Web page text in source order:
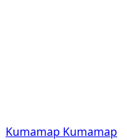
Kumamap Kumamap